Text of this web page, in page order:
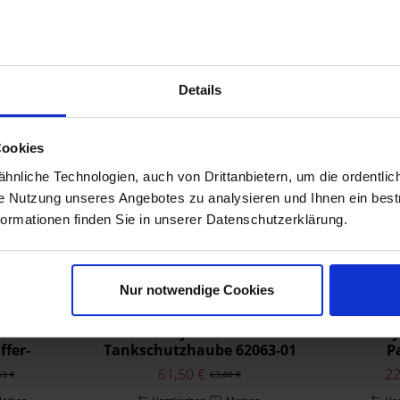
Details
Technologien, auch von Drittanbietern, um die
Nutzung unseres Angebotes zu analysieren und Ihnen ein
finden Sie in unserer Datenschutzerklärung.
Nur notwendige Cookies
Zum Produkt
06
€
Harley Davidson
Tankschutzhaube 62063-01
63,40 €
61,50 €